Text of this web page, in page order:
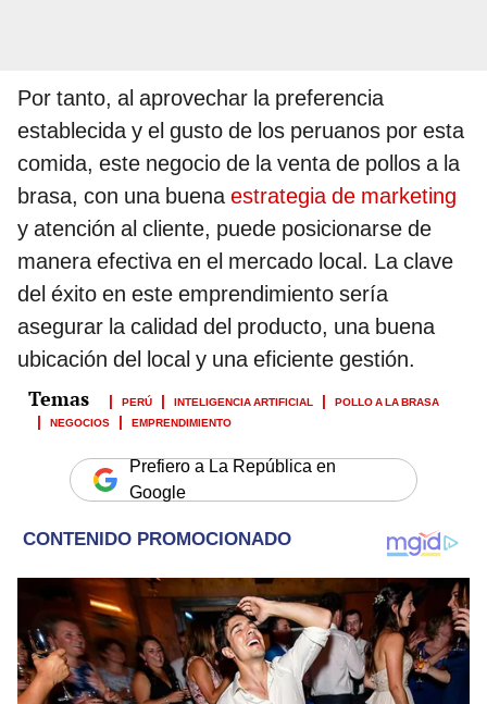
Por tanto, al aprovechar la preferencia
establecida y el gusto de los peruanos por esta
comida, este negocio de la venta de pollos a la
brasa, con una buenaestrategia de marketing
y atención al cliente, puede posicionarse de
manera efectiva en el mercado local. La clave
del éxito en este emprendimiento sería
asegurar la calidad del producto, una buena
ubicación del local y una eficiente gestión.
PERÚ INTELIGENCIA ARTIFICIAL
POLLO A LA BRASA
NEGOCIOS
EMPRENDIMIENTO
Prefiero a La República en
Google